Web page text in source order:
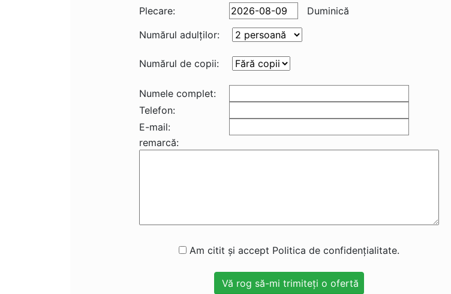
Plecare:
Duminică
Numărul adulţilor:
Numărul de copii:
Numele complet:
Telefon:
E-mail:
remarcă:
Am citit și accept Politica de confidențialitate.